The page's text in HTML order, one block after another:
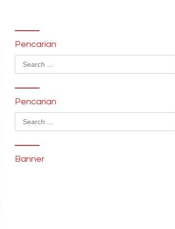
Pencarian
Search
for:
Pencarian
Search
for:
Banner